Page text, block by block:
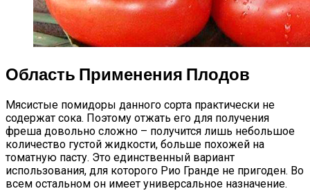
Область Применения Плодов
Мясистые помидоры данного сорта практически не
содержат сока. Поэтому отжать его для получения
фреша довольно сложно – получится лишь небольшое
количество густой жидкости, больше похожей на
томатную пасту. Это единственный вариант
использования, для которого Рио Гранде не пригоден. Во
всем остальном он имеет универсальное назначение.